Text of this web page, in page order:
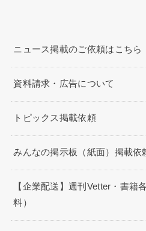
ニュース掲載のご依頼はこちら
資料請求・広告について
トピックス掲載依頼
みんなの掲示板（紙面）掲載依
【企業配送】週刊Vetter・書籍
料）